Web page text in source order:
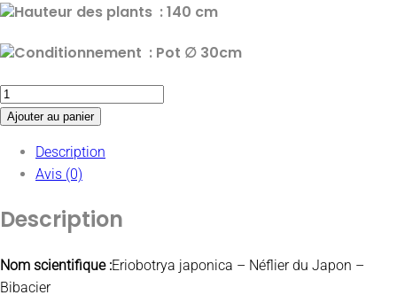
Hauteur des plants : 140 cm
Conditionnement : Pot ∅ 30cm
Ajouter au panier
Description
Avis (0)
Description
Nom scientifique :Eriobotrya japonica – Néflier du Japon –
Bibacier